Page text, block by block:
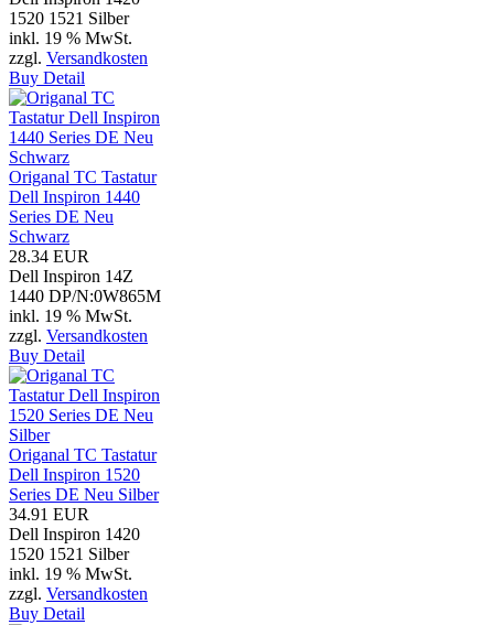
1520 1521 Silber
inkl. 19 % MwSt.
zzgl. Versandkosten
Buy Detail
Origanal TC Tastatur
Dell Inspiron 1440
Series DE Neu
Schwarz
28.34 EUR
Dell Inspiron 14Z
1440 DP/N:0W865M
inkl. 19 % MwSt.
zzgl. Versandkosten
Buy Detail
Origanal TC Tastatur
Dell Inspiron 1520
Series DE Neu Silber
34.91 EUR
Dell Inspiron 1420
1520 1521 Silber
inkl. 19 % MwSt.
zzgl. Versandkosten
Buy Detail